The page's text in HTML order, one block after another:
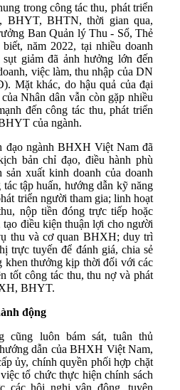
trong công tác thu, phát triển
BHYT, BHTN, thời gian qua,
Ban Quản lý Thu - Sổ, Thẻ
năm 2022, tại nhiều doanh
giảm đã ảnh hưởng lớn đến
việc làm, thu nhập của DN
Mặt khác, do hậu quả của đại
Nhân dân vẫn còn gặp nhiều
đến công tác thu, phát triển
của ngành.
đạo ngành BHXH Việt Nam đã
bản chỉ đạo, điều hành phù
xuất kinh doanh của doanh
tập huấn, hướng dẫn kỹ năng
triển người tham gia; linh hoạt
nộp tiền đóng trực tiếp hoặc
điều kiện thuận lợi cho người
thu và cơ quan BHXH; duy trì
trực tuyến để đánh giá, chia sẻ
khen thưởng kịp thời đối với các
tốt công tác thu, thu nợ và phát
BHYT.
động
cũng luôn bám sát, tuân thủ
dẫn của BHXH Việt Nam,
ủy, chính quyền phối hợp chặt
tổ chức thực hiện chính sách
các hội nghị vận động, tuyên